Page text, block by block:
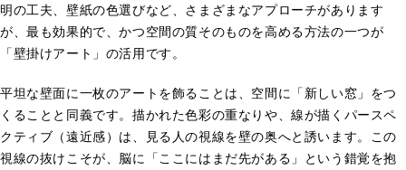
明の工夫、壁紙の色選びなど、さまざまなアプローチがあります
が、最も効果的で、かつ空間の質そのものを高める方法の一つが
「壁掛けアート」の活用です。
平坦な壁面に一枚のアートを飾ることは、空間に「新しい窓」をつ
くることと同義です。描かれた色彩の重なりや、線が描くパースペ
クティブ（遠近感）は、見る人の視線を壁の奥へと誘います。この
視線の抜けこそが、脳に「ここにはまだ先がある」という錯覚を抱